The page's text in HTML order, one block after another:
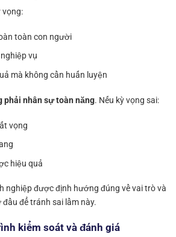
vọng:
toàn con người
vụ
mà không cần huấn luyện
phải nhân sự toàn năng. Nếu kỳ vọng sai:
vọng
hiệu quả
nghiệp được định hướng đúng về vai trò và
để tránh sai lầm này.
kiểm soát và đánh giá